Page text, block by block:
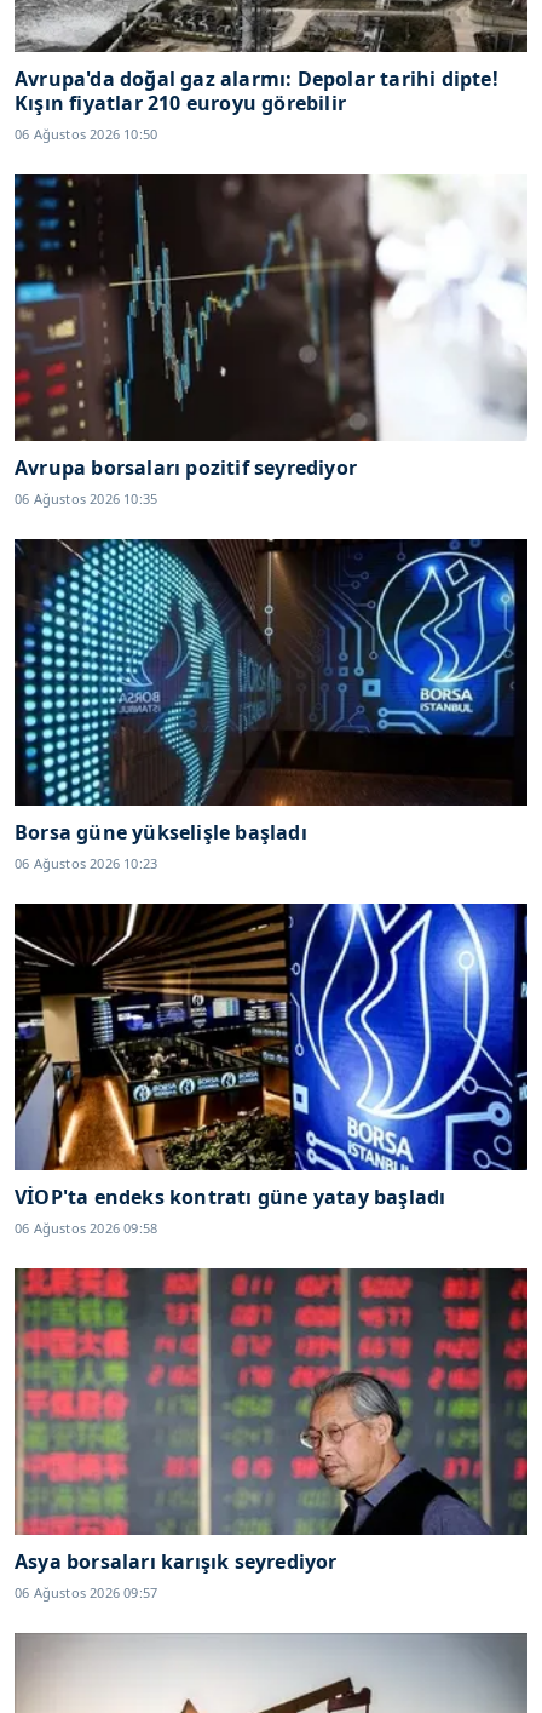
Avrupa'da doğal gaz alarmı: Depolar tarihi dipte!
Kışın fiyatlar 210 euroyu görebilir
06 Ağustos 2026 10:50
Avrupa borsaları pozitif seyrediyor
06 Ağustos 2026 10:35
Borsa güne yükselişle başladı
06 Ağustos 2026 10:23
VİOP'ta endeks kontratı güne yatay başladı
06 Ağustos 2026 09:58
Asya borsaları karışık seyrediyor
06 Ağustos 2026 09:57